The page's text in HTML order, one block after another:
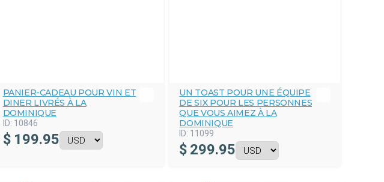
PANIER-CADEAU POUR VIN ET
DINER LIVRÉS À LA
DOMINIQUE
ID: 10846
$ 199.95
UN TOAST POUR UNE ÉQUIPE
DE SIX POUR LES PERSONNES
QUE VOUS AIMEZ À LA
DOMINIQUE
ID: 11099
$ 299.95